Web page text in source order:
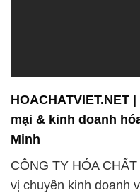
mại & kinh doanh
Minh
CÔNG TY HÓA
vị chuyên kinh doanh